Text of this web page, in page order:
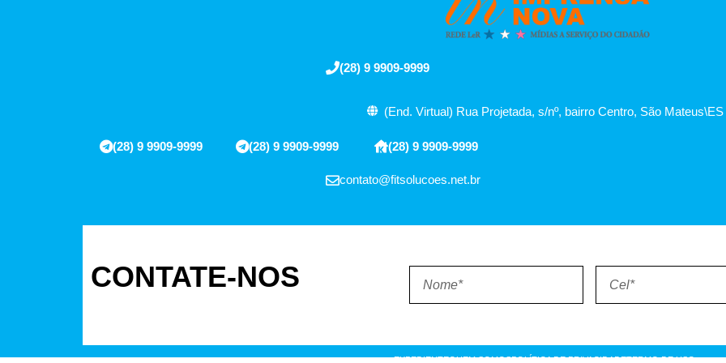
(28) 9 9909-9999
(End. Virtual) Rua Projetada, s/nº, bairro Centro, São Mateus\ES
(28) 9 9909-9999 (28) 9 9909-9999 (28) 9 9909-9999
contato@fitsolucoes.net.br
CONTATE-NOS
EXPEDIENTEQUEM SOMOSPOLÍTICA DE PRIVACIDADETERMO DE USO